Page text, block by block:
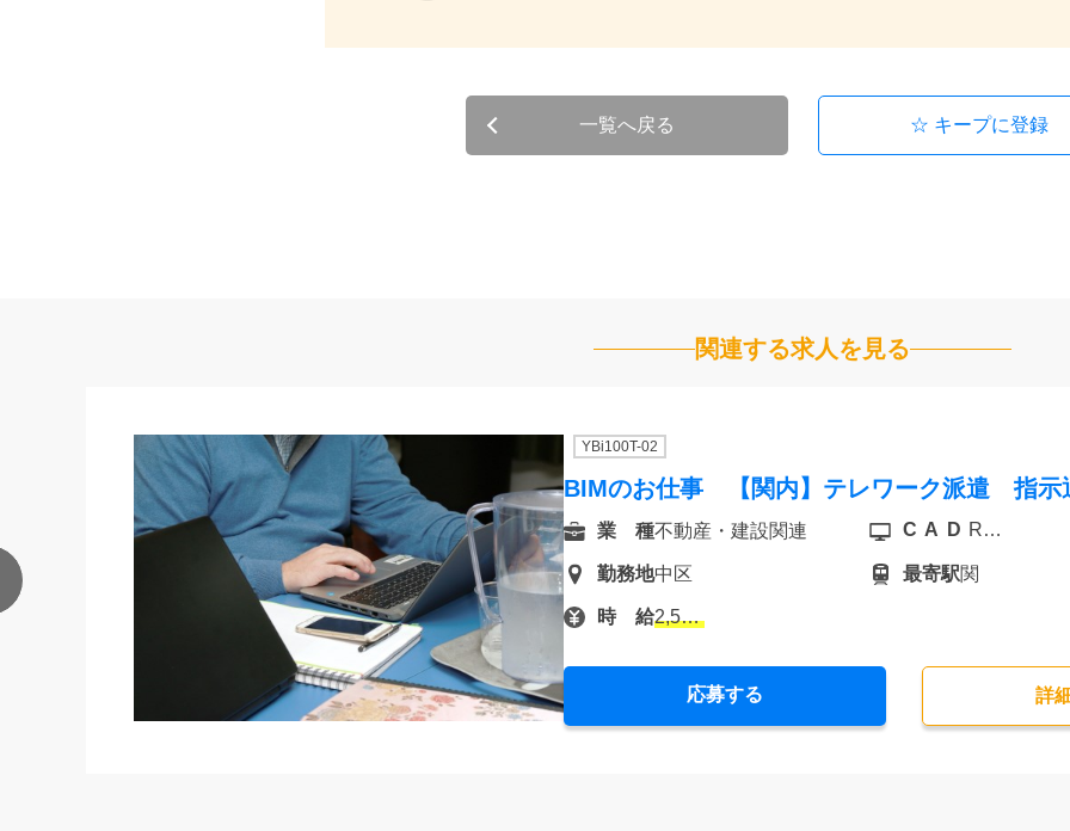
一覧へ戻る
関連する求人を見る
YBi100T-02
BIMのお仕事 【関内】テレワーク派遣 指
業 種不動産・建設関連 CAD Revit
勤務地中区 最寄駅
時 給 2,500円
応募する 詳